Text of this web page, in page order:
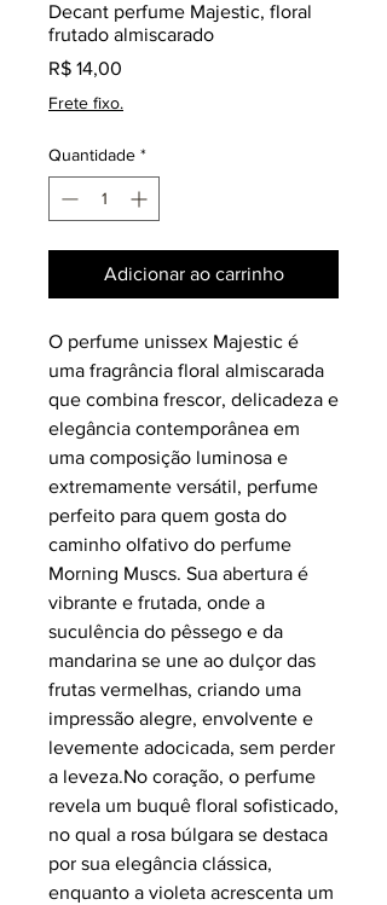
Decant perfume Majestic, floral
frutado almiscarado
R$ 14,00
Frete fixo.
Quantidade *
Adicionar ao carrinho
O perfume unissex Majestic é
uma fragrância floral almiscarada
que combina frescor, delicadeza e
elegância contemporânea em
uma composição luminosa e
extremamente versátil, perfume
perfeito para quem gosta do
caminho olfativo do perfume
Morning Muscs. Sua abertura é
vibrante e frutada, onde a
suculência do pêssego e da
mandarina se une ao dulçor das
frutas vermelhas, criando uma
impressão alegre, envolvente e
levemente adocicada, sem perder
a leveza.No coração, o perfume
revela um buquê floral sofisticado,
no qual a rosa búlgara se destaca
por sua elegância clássica,
enquanto a violeta acrescenta um